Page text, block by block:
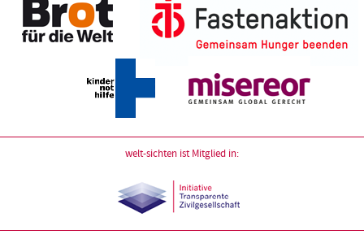
welt-sichten ist Mitglied in: